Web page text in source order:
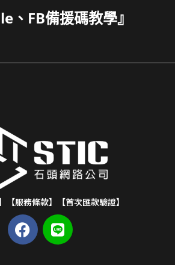
、FB備援碼教學』
【服務條款】 【首次匯款驗證】